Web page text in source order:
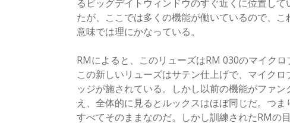
るビッグデイトウィンドウのすぐ近くに位置し
たが、ここでは多くの機能が働いているので、
意味では理にかなっている。
RMによると、このリューズはRM 030のマイクロ
この新しいリューズはサテン仕上げで、マイク
ッジが施されている。しかし以前の機能がファ
え、全体的に見るとルックスはほぼ同じだ。つ
すべてそのままなのだ。しかし訓練されたRMの